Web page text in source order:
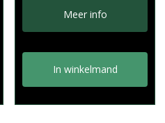
Meer info
In winkelmand